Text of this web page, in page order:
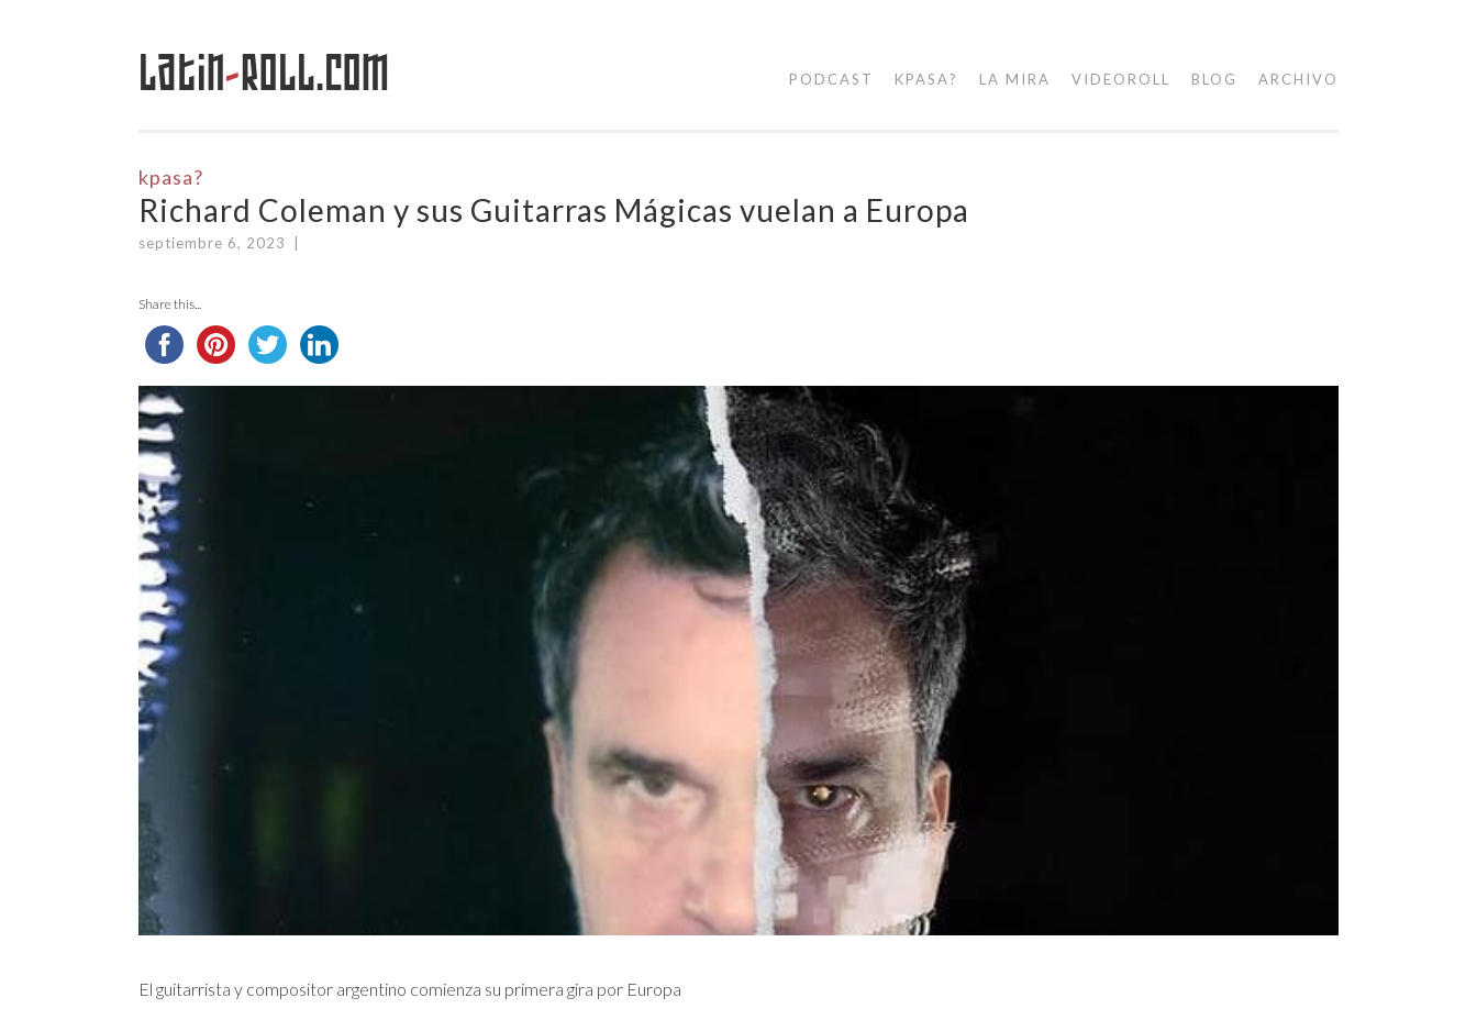
Saltar
Latin-Roll.com PODCAST KPASA? LA MIRA VIDEOROLL BLOG ARCHIVO
kpasa?
Richard Coleman y sus Guitarras Mágicas vuelan a Europa
septiembre 6, 2023
Share this...
El guitarrista y compositor argentino comienza su primera gira por Europa